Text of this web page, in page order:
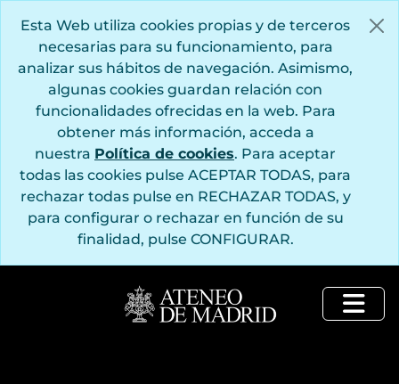
Esta Web utiliza cookies propias y de terceros
necesarias para su funcionamiento, para
analizar sus hábitos de navegación. Asimismo,
algunas cookies guardan relación con
funcionalidades ofrecidas en la web. Para
obtener más información, acceda a
nuestra Política de cookies. Para aceptar
todas las cookies pulse ACEPTAR TODAS, para
rechazar todas pulse en RECHAZAR TODAS, y
para configurar o rechazar en función de su
finalidad, pulse CONFIGURAR.